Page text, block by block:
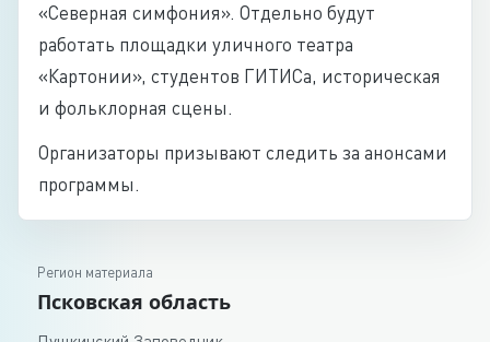
«Северная симфония». Отдельно будут
работать площадки уличного театра
«Картонии», студентов ГИТИСа, историческая
и фольклорная сцены.
Организаторы призывают следить за анонсами
программы.
Регион материала
Псковская область